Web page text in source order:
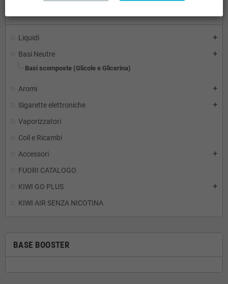
Liquidi add
Basi Neutre add
Basi scomposte (Glicole e Glicerina)
Aromi add
Sigarette elettroniche add
Vaporizzatori
Coil e Ricambi
Accessori
add
FUORI CATALOGO
KIWI GO PLUS
add
KIWI AIR SENZA NICOTINA
BASE BOOSTER